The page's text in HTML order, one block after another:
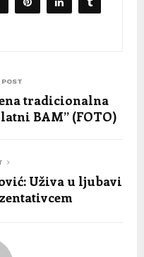
POST
tradicionalna
BAM” (FOTO)
Uživa u ljubavi